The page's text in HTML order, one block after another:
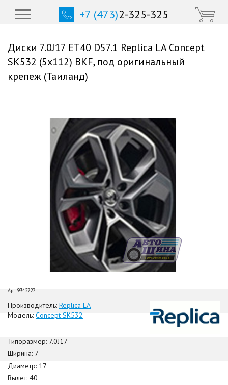
+7 (473)2-325-325
Диски 7.0J17 ET40 D57.1 Replica LA Concept
SK532 (5x112) BKF, под оригинальный
крепеж (Таиланд)
Арт. 9342727
Производитель: Replica LA
Модель: Concept SK532
Типоразмер: 7.0J17
Ширина: 7
Диаметр: 17
Вылет: 40